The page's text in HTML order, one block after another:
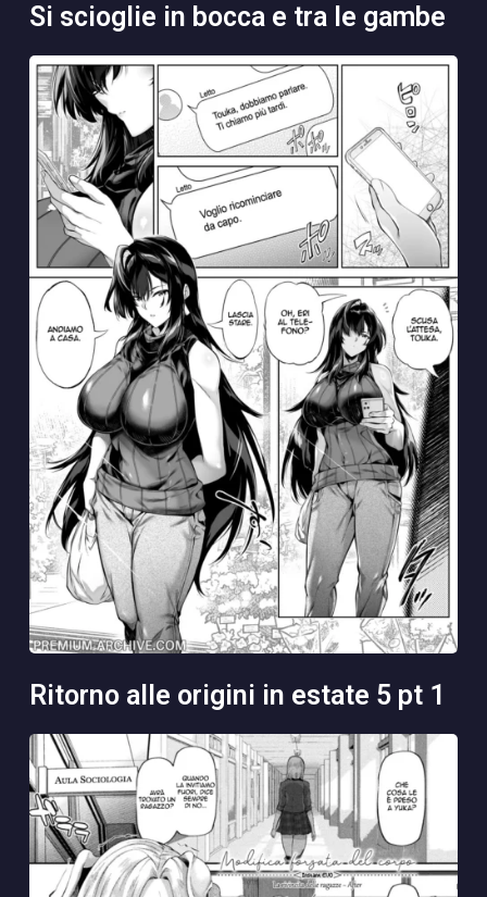
si scioglie in bocca e tra le gambe
ritorno alle origini in estate 5 pt 1